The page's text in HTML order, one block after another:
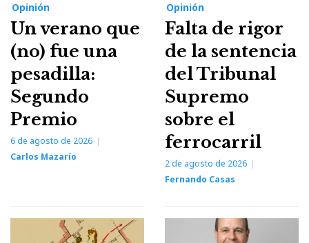
Opinión
Un verano que
(no) fue una
pesadilla:
Segundo
Premio
6 de agosto de 2026
Carlos Mazarío
Opinión
Falta de rigor
de la sentencia
del Tribunal
Supremo
sobre el
ferrocarril
2 de agosto de 2026
Fernando Casas